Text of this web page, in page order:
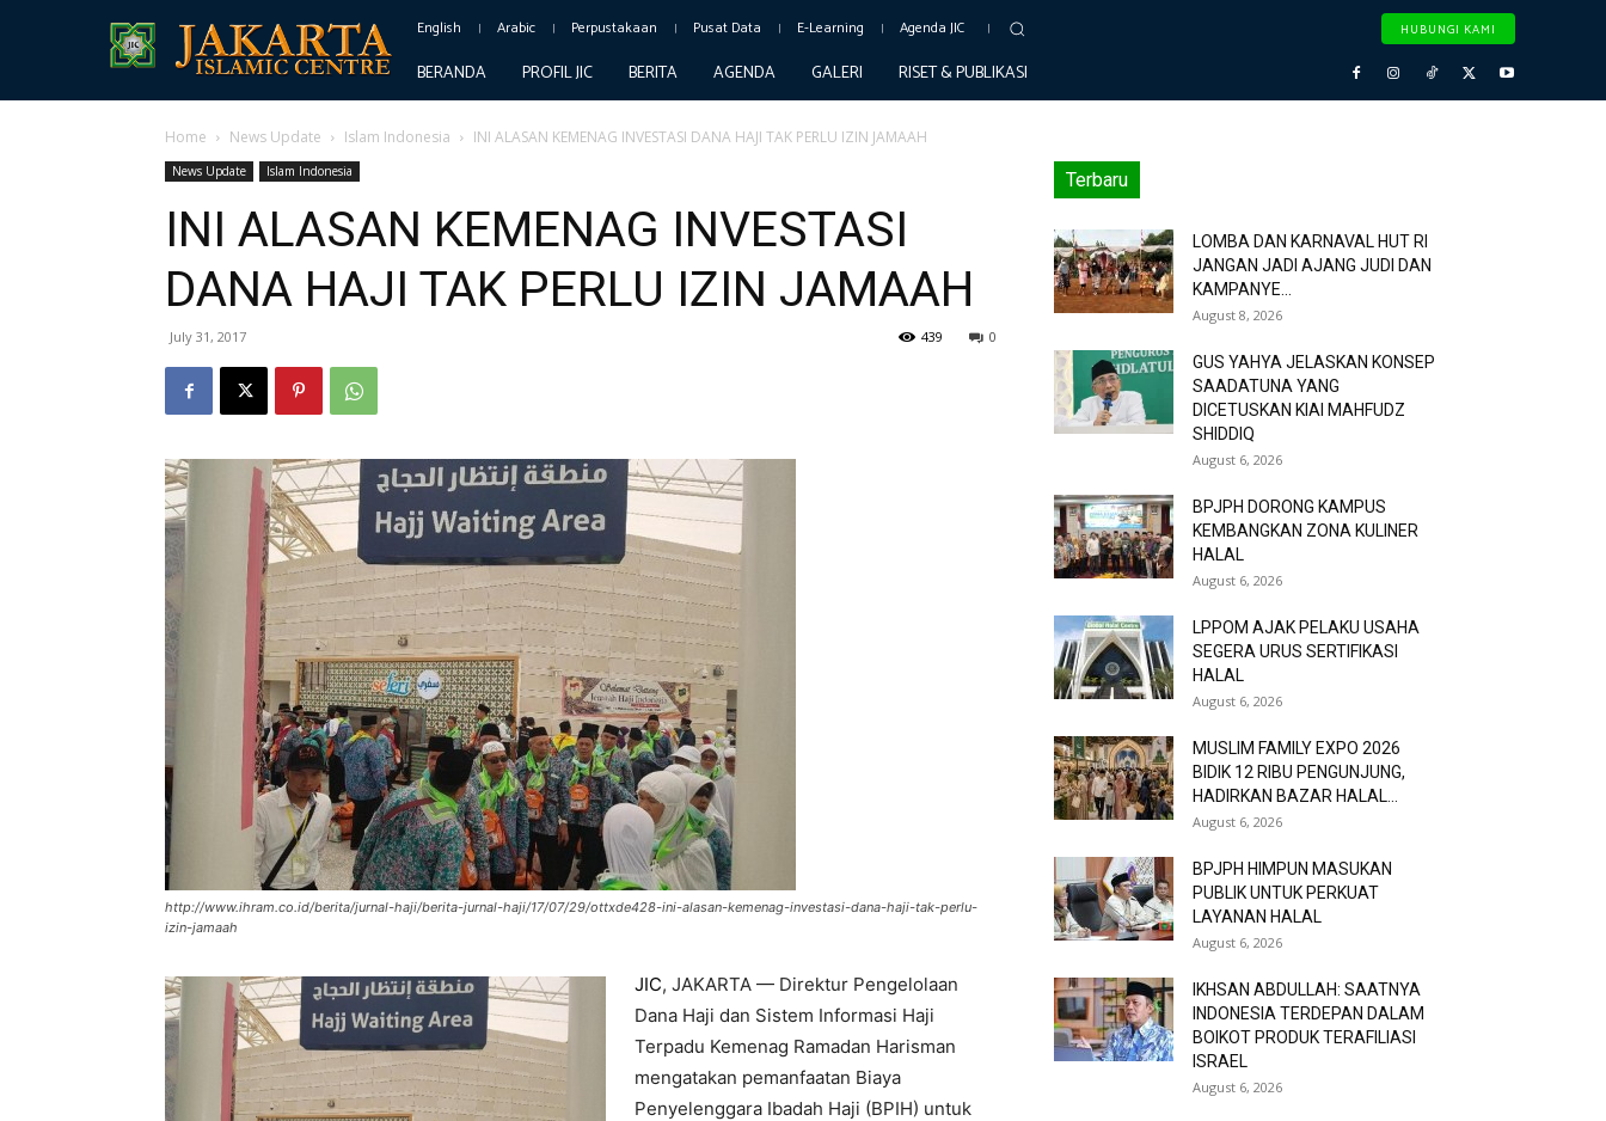
English Arabic Perpustakaan Pusat Data E-Learning Agenda JIC HUBUNGI KAMI
BERANDA PROFIL JIC BERITA AGENDA GALERI RISET & PUBLIKASI
Home News Update Islam Indonesia INI ALASAN KEMENAG INVESTASI DANA HAJI TAK PERLU IZIN JAMAAH
News Update Islam Indonesia
INI ALASAN KEMENAG INVESTASI
DANA HAJI TAK PERLU IZIN JAMAAH
July 31, 2017 0
439
http://www.ihram.co.id/berita/jurnal-haji/berita-jurnal-haji/17/07/29/ottxde428-ini-alasan-kemenag-investasi-dana-haji-tak-perlu-
izin-jamaah
JIC, JAKARTA — Direktur Pengelolaan
Dana Haji dan Sistem Informasi Haji
Terpadu Kemenag Ramadan Harisman
mengatakan pemanfaatan Biaya
Penyelenggara Ibadah Haji (BPIH) untuk
Terbaru
LOMBA DAN KARNAVAL HUT RI
JANGAN JADI AJANG JUDI DAN
KAMPANYE...
August 8, 2026
GUS YAHYA JELASKAN KONSEP
SAADATUNA YANG
DICETUSKAN KIAI MAHFUDZ
SHIDDIQ
August 6, 2026
BPJPH DORONG KAMPUS
KEMBANGKAN ZONA KULINER
HALAL
August 6, 2026
LPPOM AJAK PELAKU USAHA
SEGERA URUS SERTIFIKASI
HALAL
August 6, 2026
MUSLIM FAMILY EXPO 2026
BIDIK 12 RIBU PENGUNJUNG,
HADIRKAN BAZAR HALAL...
August 6, 2026
BPJPH HIMPUN MASUKAN
PUBLIK UNTUK PERKUAT
LAYANAN HALAL
August 6, 2026
IKHSAN ABDULLAH: SAATNYA
INDONESIA TERDEPAN DALAM
BOIKOT PRODUK TERAFILIASI
ISRAEL
August 6, 2026